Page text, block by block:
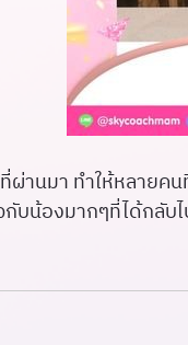
านมา ทำให้หลายค
บน้องมากๆที่ได้กลับ